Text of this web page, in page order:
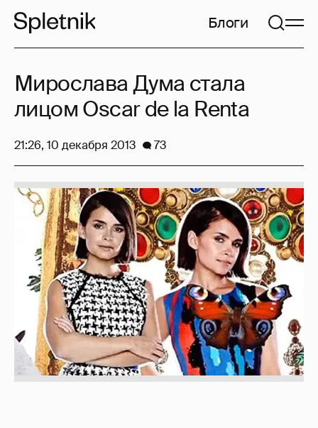
Блоги
Мирослава Дума стала
лицом Oscar de la Renta
21:26, 10 декабря 2013 73